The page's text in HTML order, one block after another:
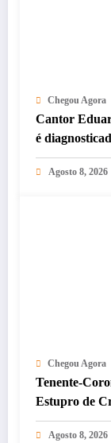
Chegou Agora
Cantor
é
ajudar
Agosto 8, 2026
Chegou Agora
Tenente-
Estupro de
Grande
Agosto 8, 2026